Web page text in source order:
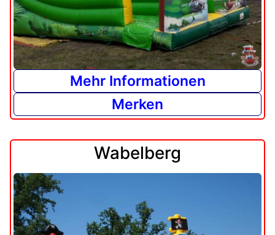
Mehr Informationen
Merken
Wabelberg